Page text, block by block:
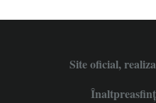
Site oficial,